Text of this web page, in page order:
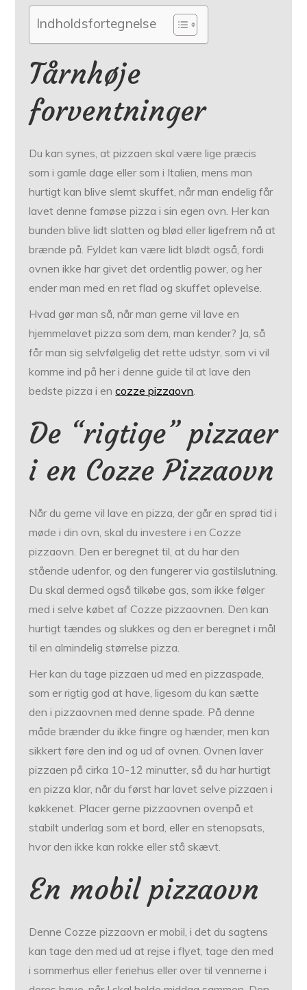
Indholdsfortegnelse
Tårnhøje
forventninger
Du kan synes, at pizzaen skal være lige præcis
som i gamle dage eller som i Italien, mens man
hurtigt kan blive slemt skuffet, når man endelig får
lavet denne famøse pizza i sin egen ovn. Her kan
bunden blive lidt slatten og blød eller ligefrem nå at
brænde på. Fyldet kan være lidt blødt også, fordi
ovnen ikke har givet det ordentlig power, og her
ender man med en ret flad og skuffet oplevelse.
Hvad gør man så, når man gerne vil lave en
hjemmelavet pizza som dem, man kender? Ja, så
får man sig selvfølgelig det rette udstyr, som vi vil
komme ind på her i denne guide til at lave den
bedste pizza i encozze pizzaovn
De “rigtige” pizzaer
i en Cozze Pizzaovn
Når du gerne vil lave en pizza, der går en sprød tid i
møde i din ovn, skal du investere i en Cozze
pizzaovn. Den er beregnet til, at du har den
stående udenfor, og den fungerer via gastilslutning.
Du skal dermed også tilkøbe gas, som ikke følger
med i selve købet af Cozze pizzaovnen. Den kan
hurtigt tændes og slukkes og den er beregnet i mål
til en almindelig størrelse pizza.
Her kan du tage pizzaen ud med en pizzaspade,
som er rigtig god at have, ligesom du kan sætte
den i pizzaovnen med denne spade. På denne
måde brænder du ikke fingre og hænder, men kan
sikkert føre den ind og ud af ovnen. Ovnen laver
pizzaen på cirka 10-12 minutter, så du har hurtigt
en pizza klar, når du først har lavet selve pizzaen i
køkkenet. Placer gerne pizzaovnen ovenpå et
stabilt underlag som et bord, eller en stenopsats,
hvor den ikke kan rokke eller stå skævt.
En mobil pizzaovn
Denne Cozze pizzaovn er mobil, i det du sagtens
kan tage den med ud at rejse i flyet, tage den med
i sommerhus eller feriehus eller over til vennerne i